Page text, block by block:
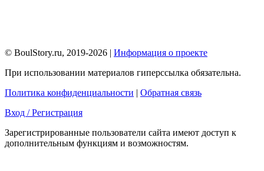
© BoulStory.ru, 2019-2026 | Информация о проекте
При использовании материалов гиперссылка обязательна.
Политика конфиденциальности | Обратная связь
Вход / Регистрация
Зарегистрированные пользователи сайта имеют доступ к
дополнительным функциям и возможностям.